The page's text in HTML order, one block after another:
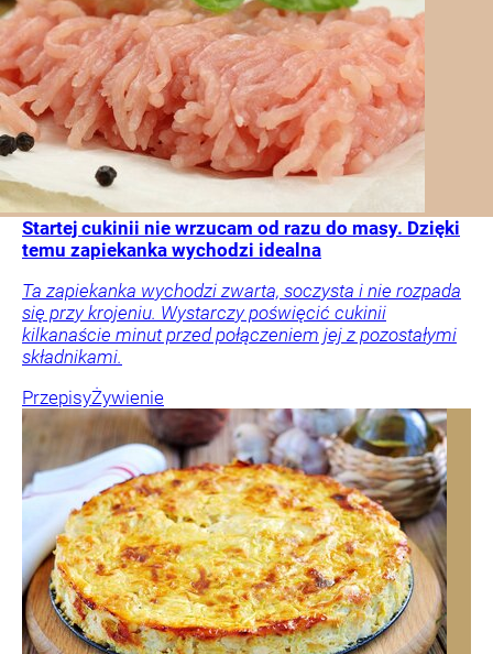
Startej cukinii nie wrzucam od razu do masy. Dzięki
temu zapiekanka wychodzi idealna
Ta zapiekanka wychodzi zwarta, soczysta i nie rozpada
się przy krojeniu. Wystarczy poświęcić cukinii
kilkanaście minut przed połączeniem jej z pozostałymi
składnikami.
PrzepisyŻywienie